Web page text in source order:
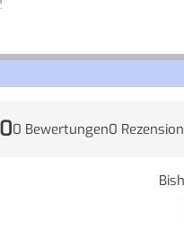
00 Bewertungen0